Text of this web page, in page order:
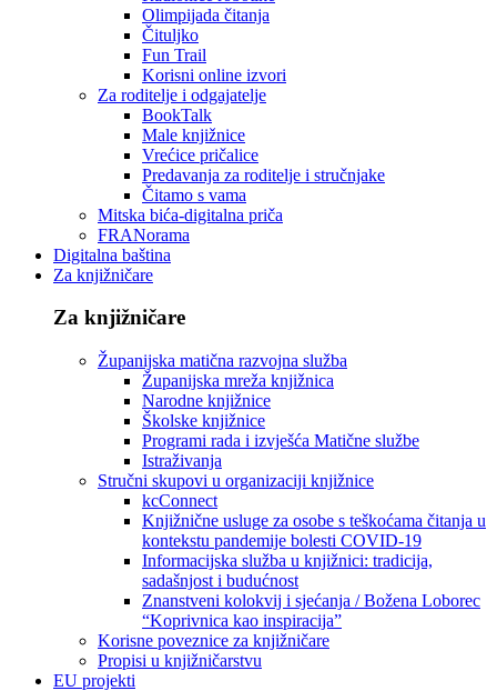
Olimpijada čitanja
Čituljko
Fun Trail
Korisni online izvori
Za roditelje i odgajatelje
BookTalk
Male knjižnice
Vrećice pričalice
Predavanja za roditelje i stručnjake
Čitamo s vama
Mitska bića-digitalna priča
FRANorama
Digitalna baština
Za knjižničare
Za knjižničare
Županijska matična razvojna služba
Županijska mreža knjižnica
Narodne knjižnice
Školske knjižnice
Programi rada i izvješća Matične službe
Istraživanja
Stručni skupovi u organizaciji knjižnice
kcConnect
Knjižnične usluge za osobe s teškoćama čitanja u
kontekstu pandemije bolesti COVID-19
Informacijska služba u knjižnici: tradicija,
sadašnjost i budućnost
Znanstveni kolokvij i sjećanja / Božena Loborec
“Koprivnica kao inspiracija”
Korisne poveznice za knjižničare
Propisi u knjižničarstvu
EU projekti